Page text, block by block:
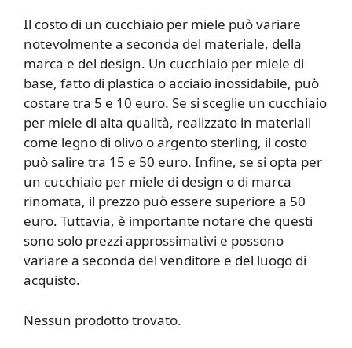
Il costo di un cucchiaio per miele può variare
notevolmente a seconda del materiale, della
marca e del design. Un cucchiaio per miele di
base, fatto di plastica o acciaio inossidabile, può
costare tra 5 e 10 euro. Se si sceglie un cucchiaio
per miele di alta qualità, realizzato in materiali
come legno di olivo o argento sterling, il costo
può salire tra 15 e 50 euro. Infine, se si opta per
un cucchiaio per miele di design o di marca
rinomata, il prezzo può essere superiore a 50
euro. Tuttavia, è importante notare che questi
sono solo prezzi approssimativi e possono
variare a seconda del venditore e del luogo di
acquisto.
Nessun prodotto trovato.